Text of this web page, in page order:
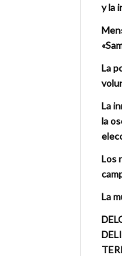
y la
La
La
la
Los
La